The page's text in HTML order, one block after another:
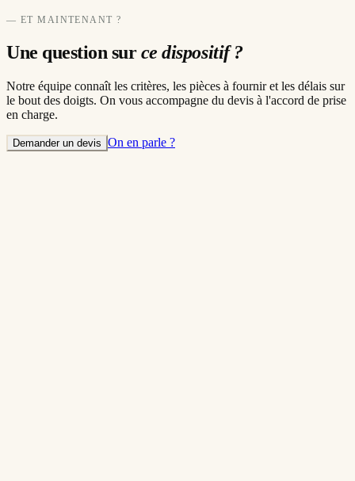
— ET MAINTENANT ?
Une question sur ce dispositif ?
Notre équipe connaît les critères, les pièces à fournir et les délais sur
le bout des doigts. On vous accompagne du devis à l'accord de prise
en charge.
Demander un devis On en parle ?